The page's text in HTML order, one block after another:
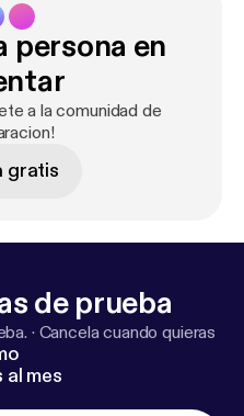
persona en
a la comunidad de
gratis
de prueba
· Cancela cuando quieras
mes